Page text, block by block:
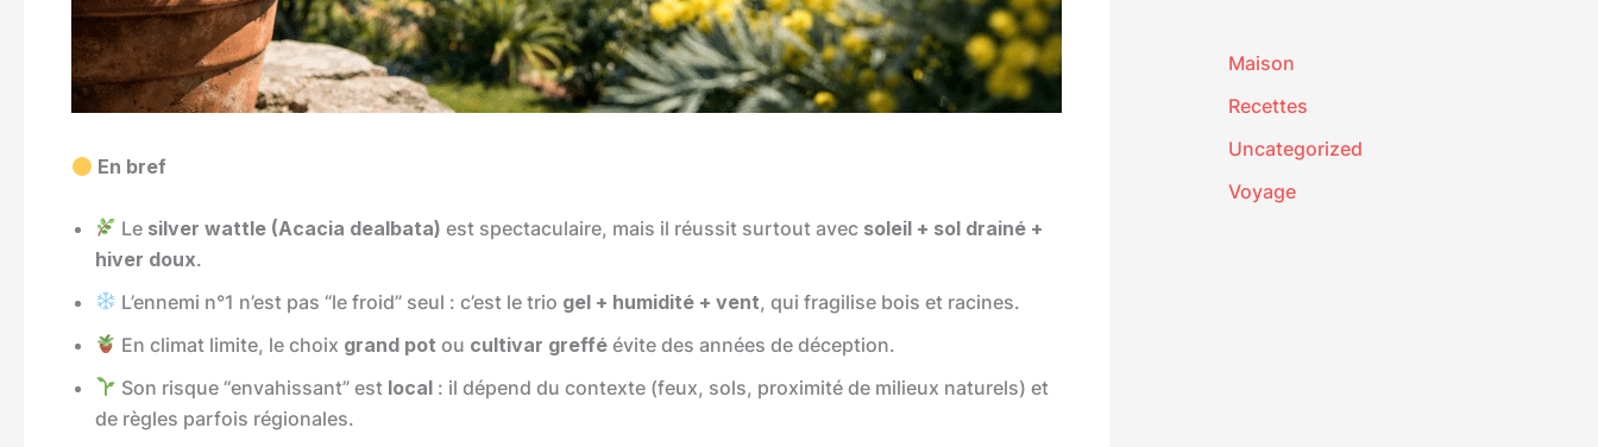
En bref
Le silver wattle (Acacia dealbata) est spectaculaire, mais il réussit surtout avec soleil + sol drainé +
hiver doux.
L’ennemi n°1 n’est pas “le froid” seul : c’est le trio gel + humidité + vent, qui fragilise bois et racines.
En climat limite, le choix grand pot ou cultivar greffé évite des années de déception.
Son risque “envahissant” est local : il dépend du contexte (feux, sols, proximité de milieux naturels) et
de règles parfois régionales.
Maison
Recettes
Uncategorized
Voyage